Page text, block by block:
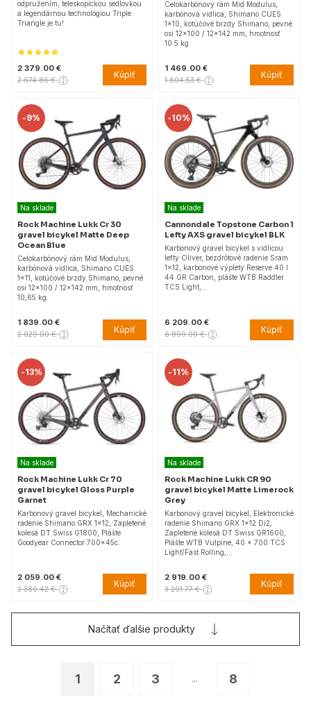
odpružením, teleskopickou sedlovkou
a legendárnou technológiou Triple
Triangle je tu!
2 379.00 €
2 674.86 € Kúpiť
Celokarbónový rám Mid Modulus,
karbónová vidlica, Shimano CUES
1×10, kotúčové brzdy Shimano, pevné
osi 12×100 / 12×142 mm, hmotnosť
10.5 kg.
1 469.00 €
1 604.53 € Kúpiť
-9%
Na sklade
Rock Machine Lukk Cr 30
gravel bicykel Matte Deep
Ocean Blue
Celokarbónový rám Mid Modulus,
karbónová vidlica, Shimano CUES
1×11, kotúčové brzdy Shimano, pevné
osi 12×100 / 12×142 mm, hmotnosť
10,65 kg.
1 839.00 €
2 029.00 € Kúpiť
-10%
Na sklade
Cannondale Topstone Carbon 1
Lefty AXS gravel bicykel BLK
Karbonový gravel bicykel s vidlicou
lefty Oliver, bezdrôtové radenie Sram
1x12, karbonové výplety Reserve 40 I
44 GR Carbon, plášte WTB Raddler
TCS Light,…
6 209.00 €
6 899.00 € Kúpiť
-13%
Na sklade
Rock Machine Lukk Cr 70
gravel bicykel Gloss Purple
Garnet
Karbonový gravel bicykel, Mechanické
radenie Shimano GRX 1×12, Zapletené
kolesá DT Swiss G1800, Plášte
Goodyear Connector 700x45c.
2 059.00 €
2 386.42 € Kúpiť
-11%
Na sklade
Rock Machine Lukk CR 90
gravel bicykel Matte Limerock
Grey
Karbonový gravel bicykel, Elektronické
radenie Shimano GRX 1×12 Di2,
Zapletené kolesá DT Swiss GR1600,
Plášte WTB Vulpine, 40 x 700 TCS
Light/Fast Rolling,…
2 919.00 €
3 291.77 € Kúpiť
1 2 3 ... 8
Načítať ďalšie produkty